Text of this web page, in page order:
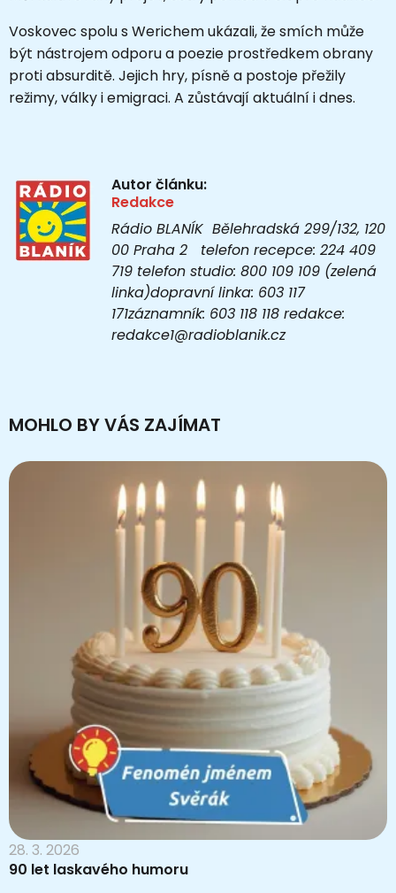
Voskovec spolu s Werichem ukázali, že smích může
být nástrojem odporu a poezie prostředkem obrany
proti absurditě. Jejich hry, písně a postoje přežily
režimy, války i emigraci. A zůstávají aktuální i dnes.
Autor článku:
Redakce
Rádio BLANÍK Bělehradská 299/132, 120
00 Praha 2 telefon recepce: 224 409
719 telefon studio: 800 109 109 (zelená
linka)dopravní linka: 603 117
171záznamník: 603 118 118 redakce:
redakce1@radioblanik.cz
MOHLO BY VÁS ZAJÍMAT
28. 3. 2026
90 let laskavého humoru